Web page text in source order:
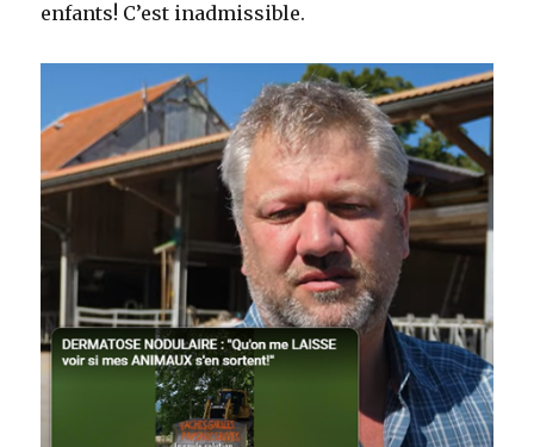
enfants! C’est inadmissible.